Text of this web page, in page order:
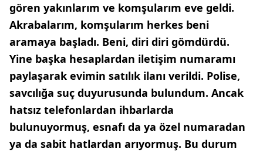
gören yakınlarım ve komşularım eve geldi.
Akrabalarım, komşularım herkes beni
aramaya başladı. Beni, diri diri gömdürdü.
Yine başka hesaplardan iletişim numaramı
paylaşarak evimin satılık ilanı verildi. Polise,
savcılığa suç duyurusunda bulundum. Ancak
hatsız telefonlardan ihbarlarda
bulunuyormuş, esnafı da ya özel numaradan
ya da sabit hatlardan arıyormuş. Bu durum